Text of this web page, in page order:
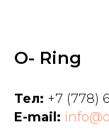
O- Ring
Тел: +7 (778)
E-mail: